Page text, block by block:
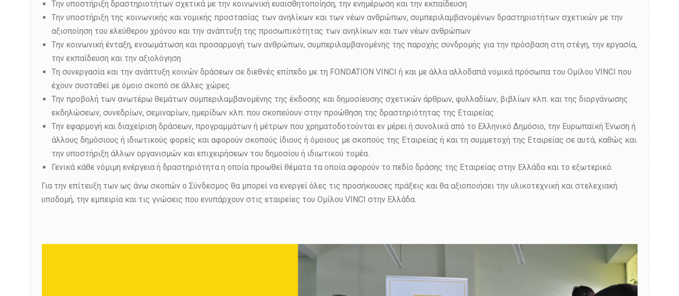
Tην υποστήριξη δραστηριοτήτων σχετικά με την κοινωνική ευαισθητοποίηση, την ενημέρωση και την εκπαίδευση
Tην υποστήριξη της κοινωνικής και νομικής προστασίας των ανηλίκων και των νέων ανθρώπων, συμπεριλαμβανομένων δραστηριοτήτων σχετικών με την
αξιοποίηση του ελεύθερου χρόνου και την ανάπτυξη της προσωπικότητας των ανηλίκων και των νέων ανθρώπων
Tην κοινωνική ένταξη, ενσωμάτωση και προσαρμογή των ανθρώπων, συμπεριλαμβανομένης της παροχής συνδρομής για την πρόσβαση στη στέγη, την εργασία,
την εκπαίδευση και την αξιολόγηση
Tη συνεργασία και την ανάπτυξη κοινών δράσεων σε διεθνές επίπεδο με τη FONDATION VINCI ή και με άλλα αλλοδαπά νομικά πρόσωπα του Ομίλου VINCI που
έχουν συσταθεί με όμοιο σκοπό σε άλλες χώρες.
Tην προβολή των ανωτέρω θεμάτων συμπεριλαμβανομένης της έκδοσης και δημοσίευσης σχετικών άρθρων, φυλλαδίων, βιβλίων κλπ. και της διοργάνωσης
εκδηλώσεων, συνεδρίων, σεμιναρίων, ημερίδων κλπ. που σκοπεύουν στην προώθηση της δραστηριότητας της Εταιρείας
Tην εφαρμογή και διαχείριση δράσεων, προγραμμάτων ή μέτρων που χρηματοδοτούνται εν μέρει ή συνολικά από το Ελληνικό Δημόσιο, την Ευρωπαϊκή Ένωση ή
άλλους δημόσιους ή ιδιωτικούς φορείς και αφορούν σκοπούς ίδιους ή όμοιους με σκοπούς της Εταιρείας ή και τη συμμετοχή της Εταιρείας σε αυτά, καθώς και
την υποστήριξη άλλων οργανισμών και επιχειρήσεων του δημοσίου ή ιδιωτικού τομέα.
Γενικά κάθε νόμιμη ενέργεια ή δραστηριότητα η οποία προωθεί θέματα τα οποία αφορούν το πεδίο δράσης της Εταιρείας στην Ελλάδα και το εξωτερικό.
Για την επίτευξη των ως άνω σκοπών ο Σύνδεσμος θα μπορεί να ενεργεί όλες τις προσήκουσες πράξεις και θα αξιοποιήσει την υλικοτεχνική και στελεχιακή
υποδομή, την εμπειρία και τις γνώσεις που ενυπάρχουν στις εταιρείες του Ομίλου VINCI στην Ελλάδα.